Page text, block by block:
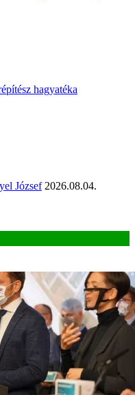
hagyatéka
József 2026.08.04.